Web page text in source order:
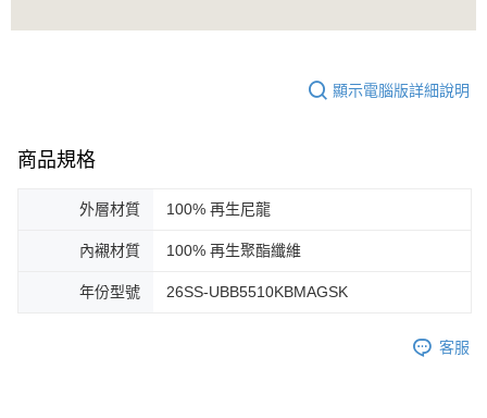
顯示電腦版詳細說明
商品規格
外層材質 100% 再生尼龍
內襯材質 100% 再生聚酯纖維
年份型號 26SS-UBB5510KBMAGSK
客服